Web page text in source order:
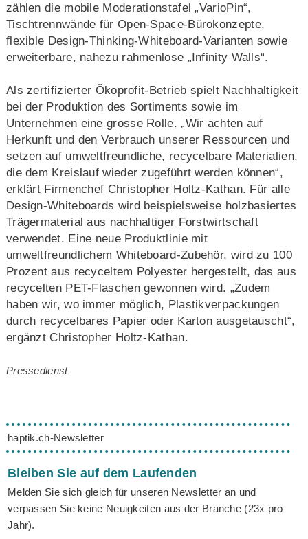
zählen die mobile Moderationstafel „VarioPin“,
Tischtrennwände für Open-Space-Bürokonzepte,
flexible Design-Thinking-Whiteboard-Varianten sowie
erweiterbare, nahezu rahmenlose „Infinity Walls“.
Als zertifizierter Ökoprofit-Betrieb spielt Nachhaltigkeit
bei der Produktion des Sortiments sowie im
Unternehmen eine grosse Rolle. „Wir achten auf
Herkunft und den Verbrauch unserer Ressourcen und
setzen auf umweltfreundliche, recycelbare Materialien,
die dem Kreislauf wieder zugeführt werden können“,
erklärt Firmenchef Christopher Holtz-Kathan. Für alle
Design-Whiteboards wird beispielsweise holzbasiertes
Trägermaterial aus nachhaltiger Forstwirtschaft
verwendet. Eine neue Produktlinie mit
umweltfreundlichem Whiteboard-Zubehör, wird zu 100
Prozent aus recyceltem Polyester hergestellt, das aus
recycelten PET-Flaschen gewonnen wird. „Zudem
haben wir, wo immer möglich, Plastikverpackungen
durch recycelbares Papier oder Karton ausgetauscht“,
ergänzt Christopher Holtz-Kathan.
Pressedienst
haptik.ch-Newsletter
Bleiben Sie auf dem Laufenden
Melden Sie sich gleich für unseren Newsletter an und
verpassen Sie keine Neuigkeiten aus der Branche (23x pro
Jahr).